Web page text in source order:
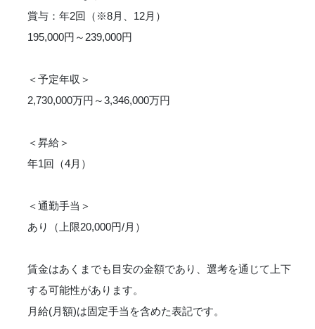
賞与：年2回（※8月、12月）
195,000円～239,000円
＜予定年収＞
2,730,000万円～3,346,000万円
＜昇給＞
年1回（4月）
＜通勤手当＞
あり（上限20,000円/月）
賃金はあくまでも目安の金額であり、選考を通じて上下
する可能性があります。
月給(月額)は固定手当を含めた表記です。